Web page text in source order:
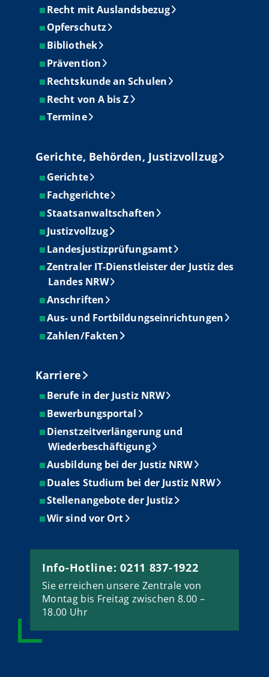
Recht mit Auslandsbezug
Opferschutz
Bibliothek
Prävention
Rechtskunde an Schulen
Recht von A bis Z
Termine
Gerichte, Behörden, Justizvollzug
Gerichte
Fachgerichte
Staatsanwaltschaften
Justizvollzug
Landesjustizprüfungsamt
Zentraler IT-Dienstleister der Justiz des
Landes NRW
Anschriften
Aus- und Fortbildungseinrichtungen
Zahlen/Fakten
Karriere
Berufe in der Justiz NRW
Bewerbungsportal
Dienstzeitverlängerung und
Wiederbeschäftigung
Ausbildung bei der Justiz NRW
Duales Studium bei der Justiz NRW
Stellenangebote der Justiz
Wir sind vor Ort
Info-Hotline: 0211 837-1922
Sie erreichen unsere Zentrale von
Montag bis Freitag zwischen 8.00 –
18.00 Uhr